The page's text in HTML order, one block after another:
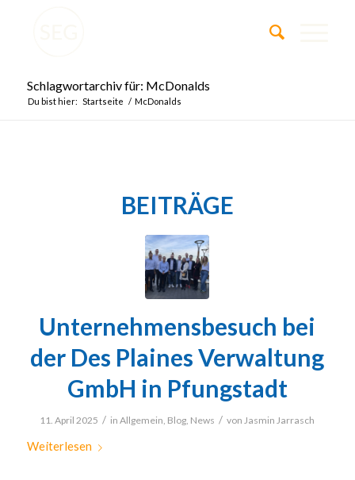
Schlagwortarchiv für: McDonalds
Du bist hier: Startseite / McDonalds
BEITRÄGE
Unternehmensbesuch bei
der Des Plaines Verwaltung
GmbH in Pfungstadt
11. April 2025 / inAllgemein, Blog, News / vonJasmin Jarrasch
Weiterlesen